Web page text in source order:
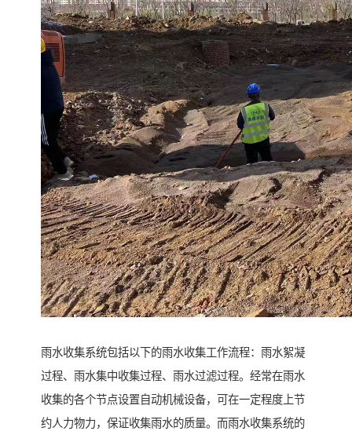
雨水收集系统包括以下的雨水收集工作流程：雨水絮凝
过程、雨水集中收集过程、雨水过滤过程。经常在雨水
收集的各个节点设置自动机械设备，可在一定程度上节
约人力物力，保证收集雨水的质量。而雨水收集系统的